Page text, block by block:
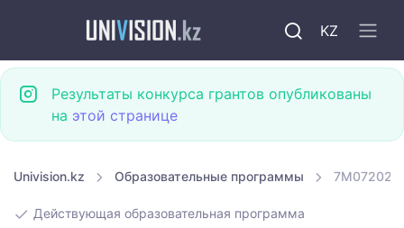
KZ
Результаты конкурса грантов опубликованы
на этой странице
Univision.kz Образовательные программы 7M07202
Действующая образовательная программа